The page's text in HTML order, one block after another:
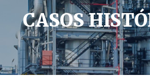
Servicios Técnicos
Casos Históricos
Galería
CASOS